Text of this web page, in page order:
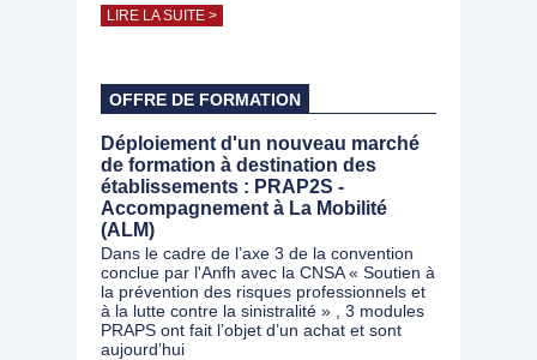
LIRE LA SUITE >
OFFRE DE FORMATION
Déploiement d'un nouveau marché
de formation à destination des
établissements : PRAP2S -
Accompagnement à La Mobilité
(ALM)
Dans le cadre de l’axe 3 de la convention
conclue par l'Anfh avec la CNSA « Soutien à
la prévention des risques professionnels et
à la lutte contre la sinistralité » , 3 modules
PRAPS ont fait l’objet d’un achat et sont
aujourd’hui